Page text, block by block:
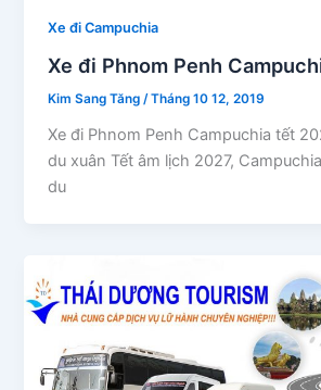
Xe đi Campuchia
Xe đi Phnom Penh
Kim Sang Tăng /Tháng 10 12, 2019
Xe đi Phnom Penh Campuchia tết
du xuân Tết âm lịch 2027,
du